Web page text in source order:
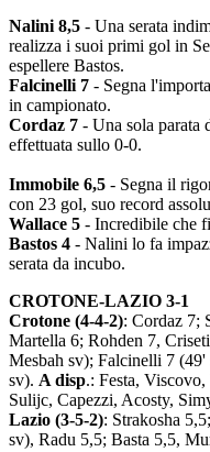
Nalini 8,5 - Una serata
realizza i suoi primi gol in
espellere Bastos.
Falcinelli 7 - Segna
in campionato.
Cordaz 7 - Una sola parata
effettuata sullo 0-0.
Immobile 6,5 - Segna il
con 23 gol, suo record
Wallace 5 - Incredibile che
Bastos 4 - Nalini lo fa
serata da incubo.
CROTONE-LAZIO 3-1
Crotone (4-4-2): Cordaz 7;
Martella 6; Rohden 7,
Mesbah sv); Falcinelli 7
sv). A disp.: Festa,
Sulijc, Capezzi, Acosty,
Lazio (3-5-2): Strakosha
sv), Radu 5,5; Basta 5,5,